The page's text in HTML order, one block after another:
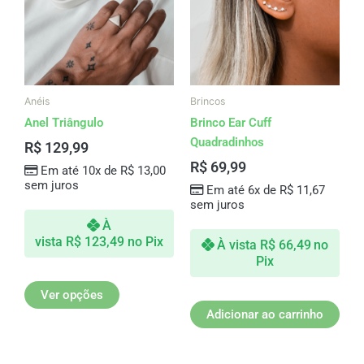
Anéis
Anel Triângulo
R$ 129,99
Em até 10x de R$13,00
sem juros
À
vista R$ 123,49 no Pix
Ver opções
várias
variantes.
As
opções
podem
do
Brincos
Brinco Ear Cuff
Quadradinhos
R$ 69,99
Em até 6x de R$11,67
sem juros
À vista R$66,49 no
Pix
Adicionar ao carrinho